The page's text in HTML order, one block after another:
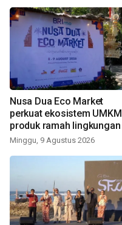
Nusa Dua Eco Market
perkuat ekosistem UMKM
produk ramah lingkungan
Minggu, 9 Agustus 2026